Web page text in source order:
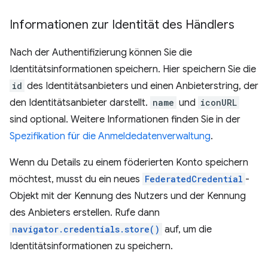
Informationen zur Identität des Händlers
Nach der Authentifizierung können Sie die
Identitätsinformationen speichern. Hier speichern Sie die
id des Identitätsanbieters und einen Anbieterstring, der
den Identitätsanbieter darstellt. name und iconURL
sind optional. Weitere Informationen finden Sie in der
Spezifikation für die Anmeldedatenverwaltung.
Wenn du Details zu einem föderierten Konto speichern
möchtest, musst du ein neues FederatedCredential -
Objekt mit der Kennung des Nutzers und der Kennung
des Anbieters erstellen. Rufe dann
navigator.credentials.store() auf, um die
Identitätsinformationen zu speichern.